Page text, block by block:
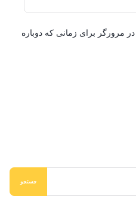
مرورگر برای زمانی که دوباره